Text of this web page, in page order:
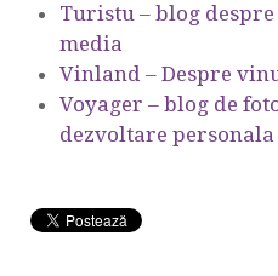
Turistu – blog
media
Vinland – Despre
Voyager – blog de
dezvoltare